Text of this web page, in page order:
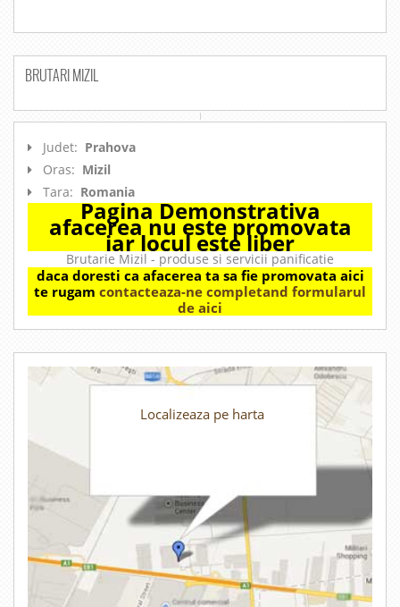
BRUTARI MIZIL
Judet: Prahova
Oras: Mizil
Tara: Romania
Pagina Demonstrativa
afacerea nu este promovata
iar locul este liber
Brutarie Mizil - produse si servicii panificatie
daca doresti ca afacerea ta sa fie promovata aici
te rugam contacteaza-ne completand formularul
de aici
Localizeaza pe harta